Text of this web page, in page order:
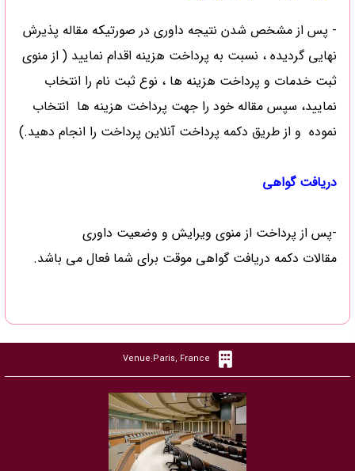
- پس از مشخص شدن نتیجه داوری در صورتیکه مقاله پذیرش
نهایی گردیده ، نسبت به پرداخت هزینه اقدام نمایید ( از منوی
ثبت خدمات و پرداخت هزینه ها ، نوع ثبت نام را انتخاب
نمایید، سپس مقاله خود را جهت پرداخت هزینه ها انتخاب
نموده و از طریق دکمه پرداخت آنلاین پرداخت را انجام دهید.)
دریافت گواهی
-پس از پرداخت از منوی ویرایش و وضعیت داوری
مقالات دکمه دریافت گواهی موقت برای شما فعال می باشد.
Venue:Paris, France